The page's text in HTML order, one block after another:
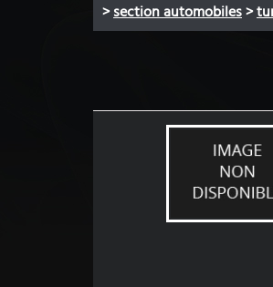
>section automobiles>